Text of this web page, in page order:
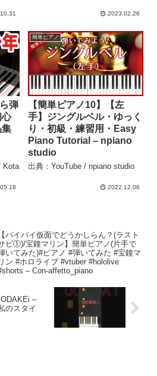
2023.02.26
弾
心
集
Kota
簡単ピアノ
【簡単ピアノ10】【左
手】ジングルベル・ゆっく
り・初級・練習用・Easy
Piano Tutorial – npiano
studio
出典：YouTube / npiano studio
2022.12.06
【パイパイ仮面でどうかしらん？(ラスト
ビ①)/宝鐘マリン】簡単ピアノ(片手で
いてみた)#ピアノ #弾いてみた #宝鐘マ
リン #ホロライブ #vtuber #hololive
– Con-affetto_piano
ODAKEi –
のスタイ